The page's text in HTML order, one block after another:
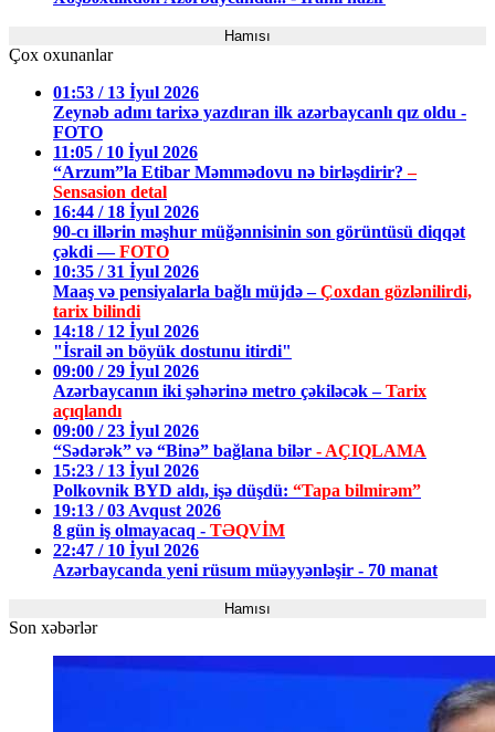
Hamısı
Çox oxunanlar
01:53 / 13 İyul 2026
Zeynəb adını tarixə yazdıran ilk azərbaycanlı qız oldu -
FOTO
11:05 / 10 İyul 2026
“Arzum”la Etibar Məmmədovu nə birləşdirir?–
Sensasion detal
16:44 / 18 İyul 2026
90-cı illərin məşhur müğənnisinin son görüntüsü diqqət
çəkdi —FOTO
10:35 / 31 İyul 2026
Maaş və pensiyalarla bağlı müjdə –Çoxdan gözlənilirdi,
tarix bilindi
14:18 / 12 İyul 2026
"İsrail ən böyük dostunu itirdi"
09:00 / 29 İyul 2026
Azərbaycanın iki şəhərinə metro çəkiləcək –Tarix
açıqlandı
09:00 / 23 İyul 2026
“Sədərək” və “Binə” bağlana bilər - AÇIQLAMA
15:23 / 13 İyul 2026
Polkovnik BYD aldı, işə düşdü: “Tapa bilmirəm”
19:13 / 03 Avqust 2026
8 gün iş olmayacaq - TƏQVİM
22:47 / 10 İyul 2026
Azərbaycanda yeni rüsum müəyyənləşir - 70 manat
Hamısı
Son xəbərlər